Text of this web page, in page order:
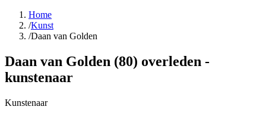
Home
/Kunst
/Daan van Golden
Daan van Golden (80) overleden -
kunstenaar
Kunstenaar